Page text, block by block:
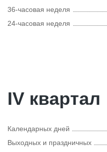
36-часовая неделя
24-часовая неделя
IV квартал
Календарных дней
Выходных и праздничных